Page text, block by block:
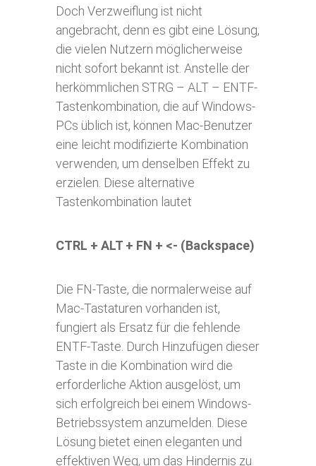
Doch Verzweiflung ist nicht
angebracht, denn es gibt eine Lösung,
die vielen Nutzern möglicherweise
nicht sofort bekannt ist. Anstelle der
herkömmlichen STRG – ALT – ENTF-
Tastenkombination, die auf Windows-
PCs üblich ist, können Mac-Benutzer
eine leicht modifizierte Kombination
verwenden, um denselben Effekt zu
erzielen. Diese alternative
Tastenkombination lautet
CTRL + ALT + FN + <- (Backspace)
Die FN-Taste, die normalerweise auf
Mac-Tastaturen vorhanden ist,
fungiert als Ersatz für die fehlende
ENTF-Taste. Durch Hinzufügen dieser
Taste in die Kombination wird die
erforderliche Aktion ausgelöst, um
sich erfolgreich bei einem Windows-
Betriebssystem anzumelden. Diese
Lösung bietet einen eleganten und
effektiven Weg, um das Hindernis zu